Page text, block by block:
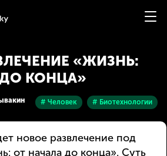
«ЖИЗНЬ:
КОНЦА»
# Человек # Биотехнологии
новое развлечение под
от начала до конца». Суть